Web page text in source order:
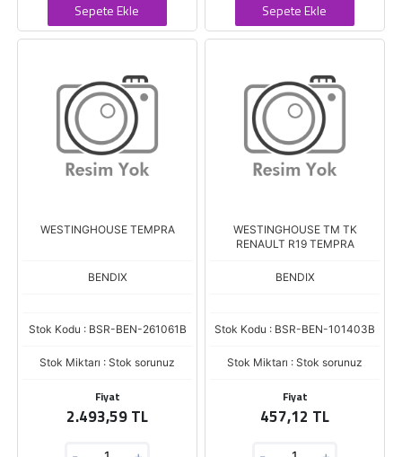
Sepete Ekle Sepete Ekle
WESTINGHOUSE TEMPRA
BENDIX
Stok Kodu : BSR-BEN-261061B
Stok Miktarı : Stok sorunuz
Fiyat
2.493,59 TL
WESTINGHOUSE TM TK
RENAULT R19 TEMPRA
BENDIX
Stok Kodu : BSR-BEN-101403B
Stok Miktarı : Stok sorunuz
Fiyat
457,12 TL